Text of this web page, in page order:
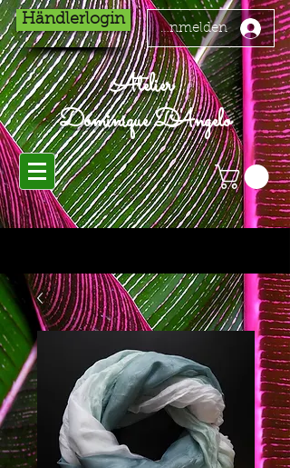
Händlerlogin
Anmelden
Atelier
Dominique D'Angelo